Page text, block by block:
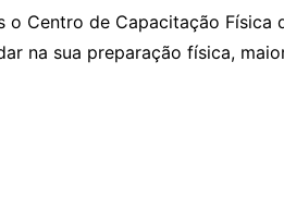
Centro de Capacitação Física
na sua preparação física,